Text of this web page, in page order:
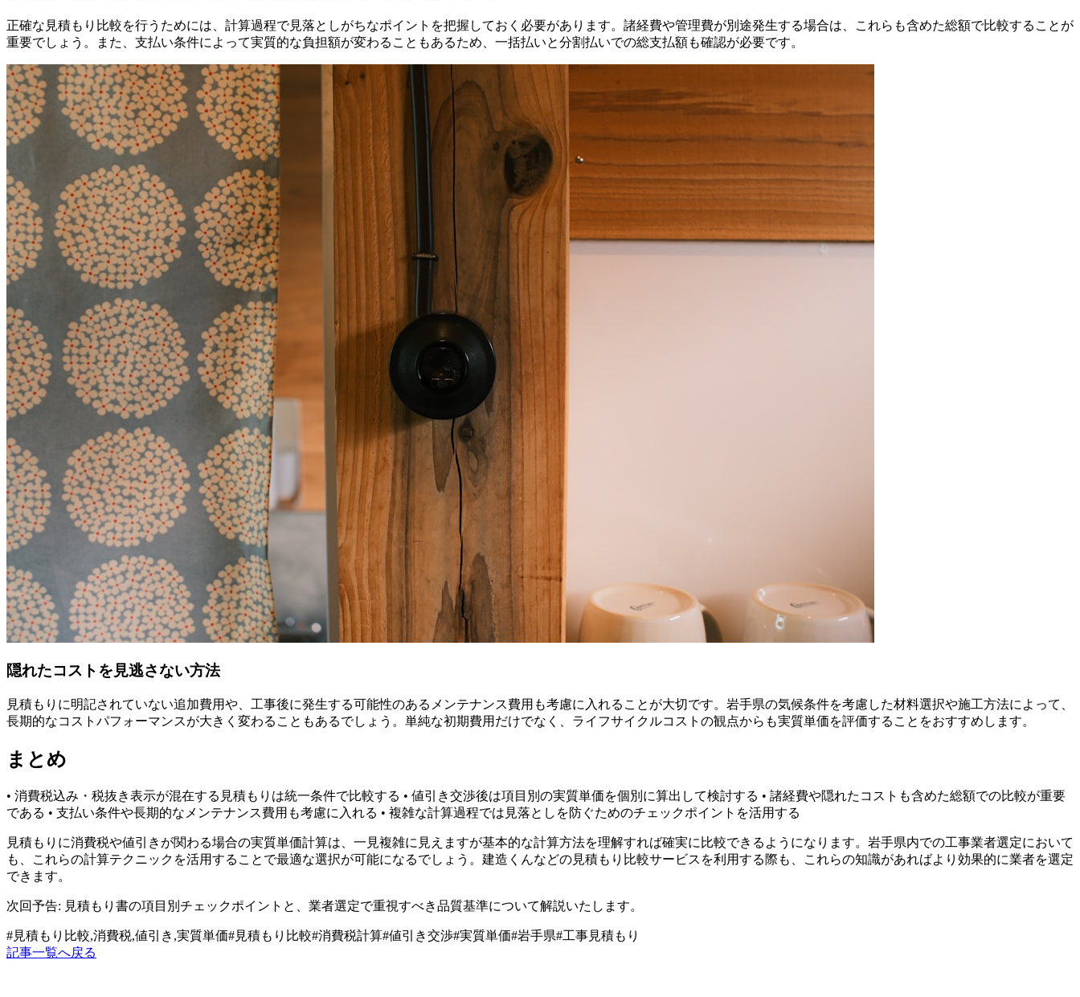
正確な見積もり比較を行うためには、計算過程で見落としがちなポイントを把握しておく必要があります。諸経費や管理費が別途発生する場合は、これらも含めた総額で比較することが
重要でしょう。また、支払い条件によって実質的な負担額が変わることもあるため、一括払いと分割払いでの総支払額も確認が必要です。
隠れたコストを見逃さない方法
見積もりに明記されていない追加費用や、工事後に発生する可能性のあるメンテナンス費用も考慮に入れることが大切です。岩手県の気候条件を考慮した材料選択や施工方法によって、
長期的なコストパフォーマンスが大きく変わることもあるでしょう。単純な初期費用だけでなく、ライフサイクルコストの観点からも実質単価を評価することをおすすめします。
まとめ
• 消費税込み・税抜き表示が混在する見積もりは統一条件で比較する • 値引き交渉後は項目別の実質単価を個別に算出して検討する • 諸経費や隠れたコストも含めた総額での比較が重要
である • 支払い条件や長期的なメンテナンス費用も考慮に入れる • 複雑な計算過程では見落としを防ぐためのチェックポイントを活用する
見積もりに消費税や値引きが関わる場合の実質単価計算は、一見複雑に見えますが基本的な計算方法を理解すれば確実に比較できるようになります。岩手県内での工事業者選定において
も、これらの計算テクニックを活用することで最適な選択が可能になるでしょう。建造くんなどの見積もり比較サービスを利用する際も、これらの知識があればより効果的に業者を選定
できます。
次回予告: 見積もり書の項目別チェックポイントと、業者選定で重視すべき品質基準について解説いたします。
#見積もり比較,消費税,値引き,実質単価#見積もり比較#消費税計算#値引き交渉#実質単価#岩手県#工事見積もり
記事一覧へ戻る